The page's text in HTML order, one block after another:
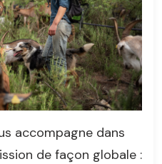
accompagne dans
de façon globale :